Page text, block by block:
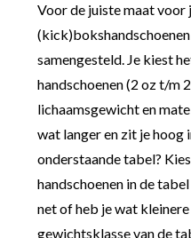
Voor de juiste maat voor
samengesteld. Je kiest
handschoenen (2 oz t/m
lichaamsgewicht en
wat langer en zit je hoog
onderstaande tabel?
handschoenen in de
net of heb je wat
gewichtsklasse van de